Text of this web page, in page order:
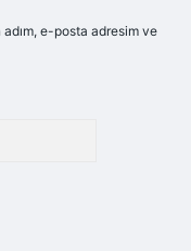
adım, e-posta adresim ve